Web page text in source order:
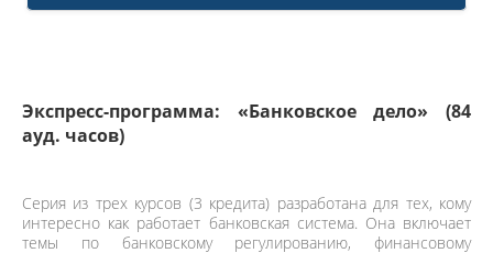
Экспресс-программа: «Банковское дело» (84
ауд. часов)
Серия из трех курсов (3 кредита) разработана для тех, кому
интересно как работает банковская система. Она включает
темы по банковскому регулированию, финансовому